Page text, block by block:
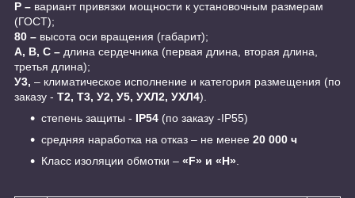
Р – вариант привязки мощности к установочным размерам
(ГОСТ);
80 – высота оси вращения (габарит);
А, В, С – длина сердечника (первая длина, вторая длина,
третья длина);
У3, – климатическое исполнение и категория размещения (по
заказу - Т2, Т3, У2, У5, УХЛ2, УХЛ4).
cтепень защиты - IP54 (по заказу -IP55)
средняя наработка на отказ – не менее 20 000 ч
Класс изоляции обмотки – «F» и «H»